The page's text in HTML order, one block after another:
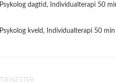
Psykolog dagtid, Individualterapi 50
Psykolog kveld, Individualterapi 50 min
TJENESTER